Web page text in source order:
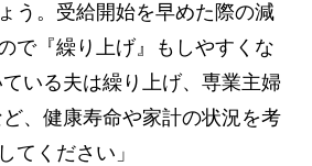
う。受給開始を早めた際の減
で『繰り上げ』もしやすくな
ている夫は繰り上げ、専業主婦
、健康寿命や家計の状況を考
てください」